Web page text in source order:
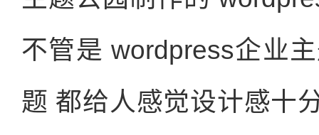
不管是 wordpress企业
题 都给人感觉设计感十